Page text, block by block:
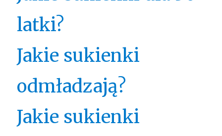
latki?
Jakie sukienki
odmładzają?
Jakie sukienki